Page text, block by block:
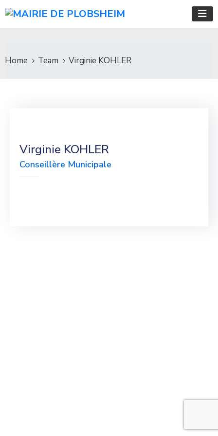
Home Team Virginie KOHLER
Virginie KOHLER
Conseillère Municipale